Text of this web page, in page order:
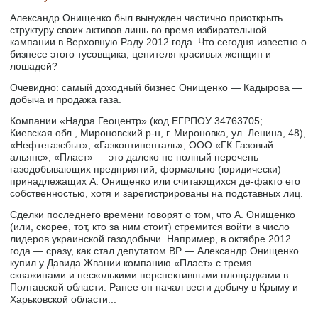
Александр Онищенко был вынужден частично приоткрыть
структуру своих активов лишь во время избирательной
кампании в Верховную Раду 2012 года. Что сегодня известно о
бизнесе этого тусовщика, ценителя красивых женщин и
лошадей?
Очевидно: самый доходный бизнес Онищенко — Кадырова —
добыча и продажа газа.
Компании «Надра Геоцентр» (код ЕГРПОУ 34763705;
Киевская обл., Мироновский р-н, г. Мироновка, ул. Ленина, 48),
«Нефтегазсбыт», «Газконтиненталь», ООО «ГК Газовый
альянс», «Пласт» — это далеко не полный перечень
газодобывающих предприятий, формально (юридически)
принадлежащих А. Онищенко или считающихся де-факто его
собственностью, хотя и зарегистрированы на подставных лиц.
Сделки последнего времени говорят о том, что А. Онищенко
(или, скорее, тот, кто за ним стоит) стремится войти в число
лидеров украинской газодобычи. Например, в октябре 2012
года — сразу, как стал депутатом ВР — Александр Онищенко
купил у Давида Жвании компанию «Пласт» с тремя
скважинами и несколькими перспективными площадками в
Полтавской области. Ранее он начал вести добычу в Крыму и
Харьковской области...